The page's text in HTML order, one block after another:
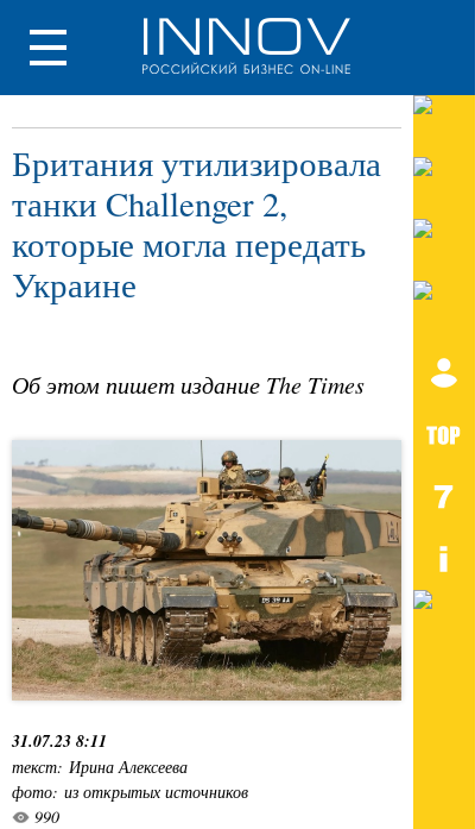
Британия утилизировала
танки Challenger 2,
которые могла передать
Украине
Об этом пишет издание The Times
31.07.23 8:11
текст: Ирина Алексеева
фото: из открытых источников
990